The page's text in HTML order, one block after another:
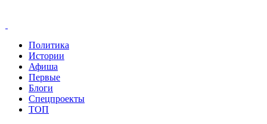
Политика
Истории
Афиша
Первые
Блоги
Спецпроекты
ТОП